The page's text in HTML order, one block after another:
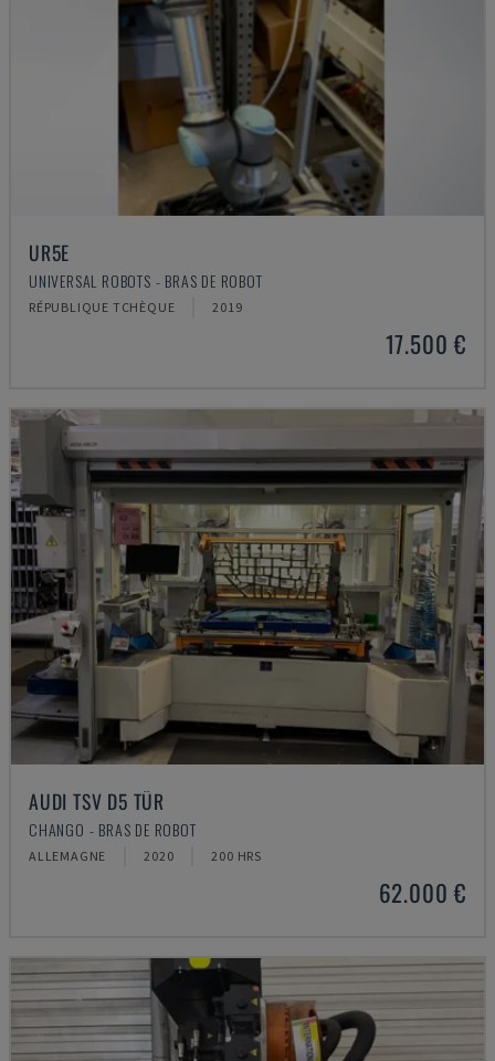
UR5E
UNIVERSAL ROBOTS - BRAS DE ROBOT
RÉPUBLIQUE TCHÈQUE 2019
17.500 €
AUDI TSV D5 TÜR
CHANGO - BRAS DE ROBOT
ALLEMAGNE 2020 200 HRS
62.000 €